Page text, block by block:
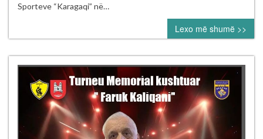
ringun
e
Pejës
Sporteve “Karagaqi” në…
Lexo më shumë >>